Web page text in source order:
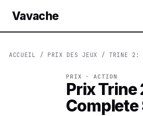
Vavache
ACCUEIL / PRIX DES JEUX / TRINE 2:
PRIX · ACTION
Prix Trine